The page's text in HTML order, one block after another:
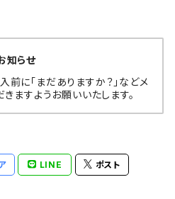
知らせ
前に「まだありますか？」などメ
ますようお願いいたします。
LINE ポスト